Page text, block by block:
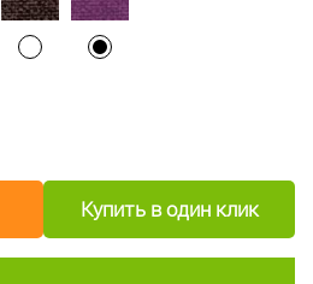
Купить в один клик